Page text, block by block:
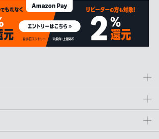
ットカード、代金引換、あと払い(ペイディ)、銀